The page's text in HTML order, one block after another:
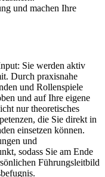
und machen Ihre
Sie werden aktiv
Durch praxisnahe
und Rollenspiele
und auf Ihre eigene
nur theoretisches
die Sie direkt in
einsetzen können.
und
sodass Sie am Ende
Führungsleitbild